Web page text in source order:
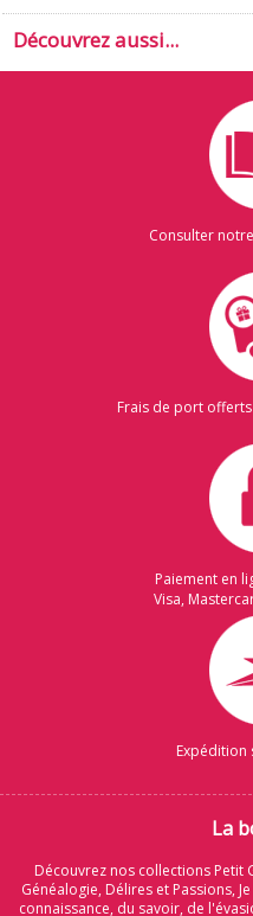
Découvrez aussi...
Consulter
Frais de port
Paiement en
Visa,
Expédition
La
Découvrez nos collections Petit
Généalogie, Délires et Passions,
connaissance, du savoir, de